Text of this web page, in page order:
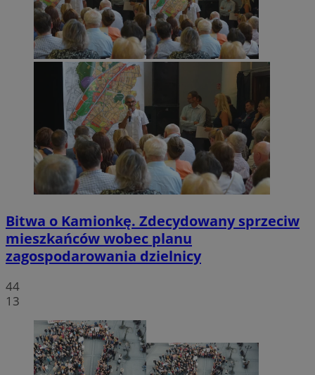
Bitwa o Kamionkę. Zdecydowany sprzeciw
mieszkańców wobec planu
zagospodarowania dzielnicy
44
13